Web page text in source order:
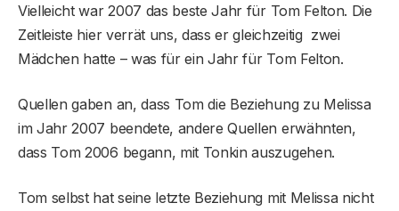
Vielleicht war 2007 das beste Jahr für Tom Felton. Die
Zeitleiste hier verrät uns, dass er gleichzeitig zwei
Mädchen hatte – was für ein Jahr für Tom Felton.
Quellen gaben an, dass Tom die Beziehung zu Melissa
im Jahr 2007 beendete, andere Quellen erwähnten,
dass Tom 2006 begann, mit Tonkin auszugehen.
Tom selbst hat seine letzte Beziehung mit Melissa nicht